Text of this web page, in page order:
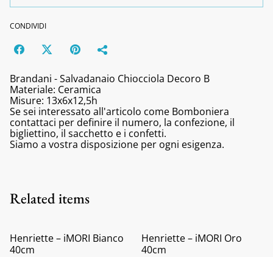
CONDIVIDI
Brandani - Salvadanaio Chiocciola Decoro B
Materiale: Ceramica
Misure: 13x6x12,5h
Se sei interessato all'articolo come Bomboniera
contattaci per definire il numero, la confezione, il
bigliettino, il sacchetto e i confetti.
Siamo a vostra disposizione per ogni esigenza.
Related items
%
Henriette – iMORI Bianco
40cm
%
Henriette – iMORI Oro
40cm